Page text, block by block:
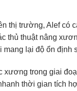
thị trường, Alef có
thủ thuật nâng
mang lại độ ổn
trong giai
thời gian tích